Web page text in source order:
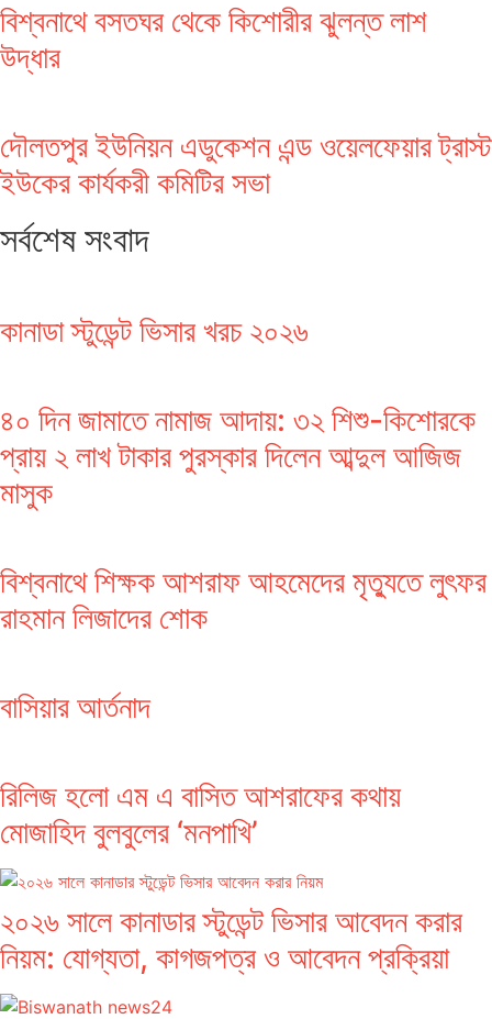
বিশ্বনাথে বসতঘর থেকে কিশোরীর ঝুলন্ত লাশ
উদ্ধার
দৌলতপুর ইউনিয়ন এডুকেশন এন্ড ওয়েলফেয়ার ট্রাস্ট
ইউকের কার্যকরী কমিটির সভা
সর্বশেষ সংবাদ
কানাডা স্টুডেন্ট ভিসার খরচ ২০২৬
৪০ দিন জামাতে নামাজ আদায়: ৩২ শিশু-কিশোরকে
প্রায় ২ লাখ টাকার পুরস্কার দিলেন আব্দুল আজিজ
মাসুক
বিশ্বনাথে শিক্ষক আশরাফ আহমেদের মৃত্যুতে লুৎফর
রাহমান লিজাদের শোক
বাসিয়ার আর্তনাদ
রিলিজ হলো এম এ বাসিত আশরাফের কথায়
মোজাহিদ বুলবুলের ‘মনপাখি’
২০২৬ সালে কানাডার স্টুডেন্ট ভিসার আবেদন করার
নিয়ম: যোগ্যতা, কাগজপত্র ও আবেদন প্রক্রিয়া